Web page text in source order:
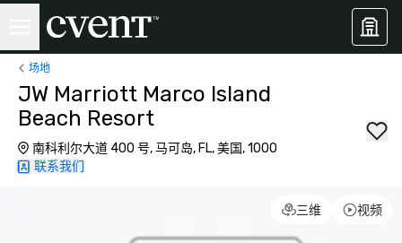
场地
JW Marriott Marco Island
Beach Resort
南科利尔大道 400 号, 马可岛, FL, 美国, 1000
联系我们
三维 视频